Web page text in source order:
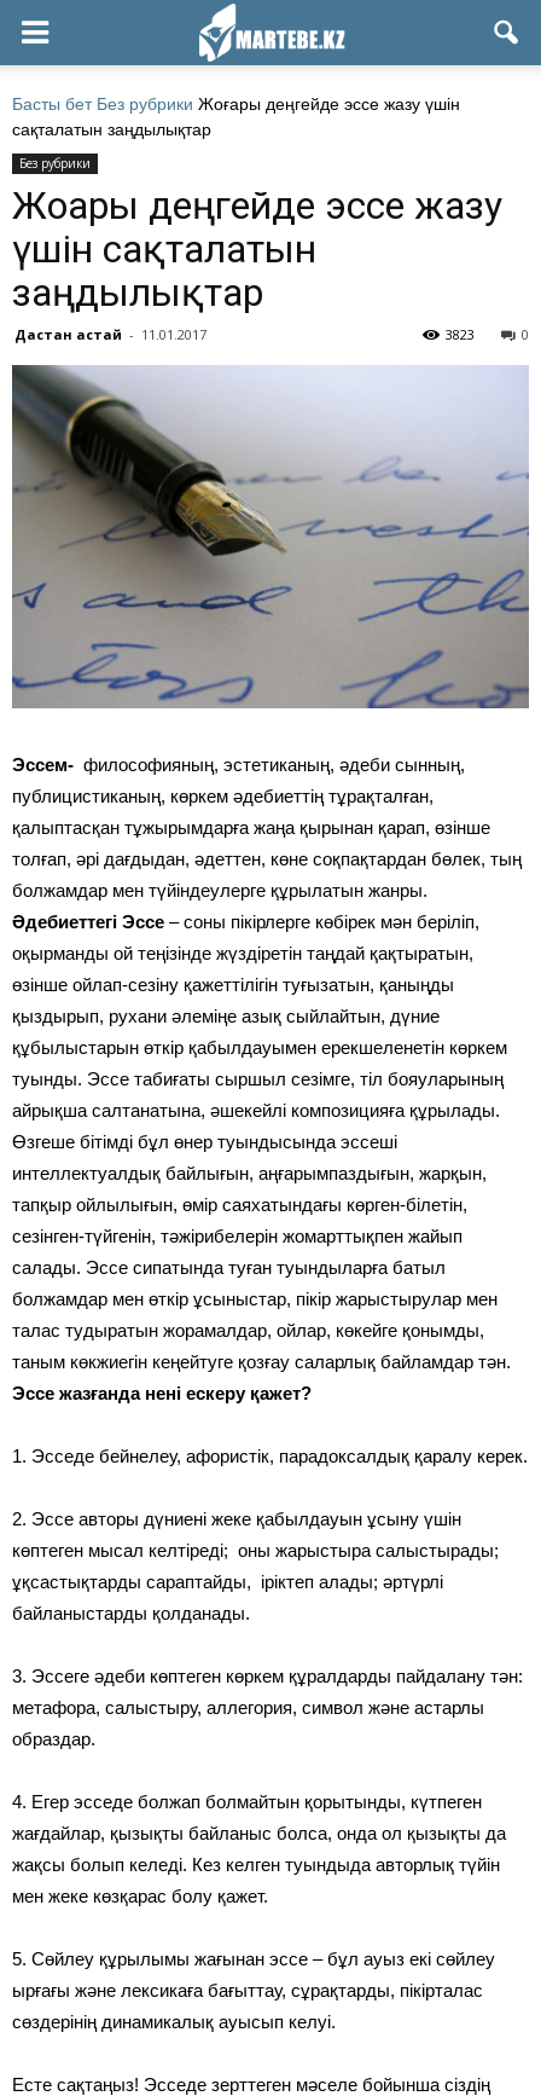
Басты бет Без рубрики Жоғары деңгейде эссе жазу үшін
сақталатын заңдылықтар
Без рубрики
Жоғары деңгейде эссе жазу
үшін сақталатын
заңдылықтар
Дастан Қастай - 11.01.2017 0
3823
Эссем- философияның, эстетиканың, әдеби сынның,
публицистиканың, көркем әдебиеттің тұрақталған,
қалыптасқан тұжырымдарға жаңа қырынан қарап, өзінше
толғап, әрі дағдыдан, әдеттен, көне соқпақтардан бөлек, тың
болжамдар мен түйіндеулерге құрылатын жанры.
Әдебиеттегі Эссе – соны пікірлерге көбірек мән беріліп,
оқырманды ой теңізінде жүздіретін таңдай қақтыратын,
өзінше ойлап-сезіну қажеттілігін туғызатын, қаныңды
қыздырып, рухани әлеміңе азық сыйлайтын, дүние
құбылыстарын өткір қабылдауымен ерекшеленетін көркем
туынды. Эссе табиғаты сыршыл сезімге, тіл бояуларының
айрықша салтанатына, әшекейлі композицияға құрылады.
Өзгеше бітімді бұл өнер туындысында эссеші
интеллектуалдық байлығын, аңғарымпаздығын, жарқын,
тапқыр ойлылығын, өмір саяхатындағы көрген-білетін,
сезінген-түйгенін, тәжірибелерін жомарттықпен жайып
салады. Эссе сипатында туған туындыларға батыл
болжамдар мен өткір ұсыныстар, пікір жарыстырулар мен
талас тудыратын жорамалдар, ойлар, көкейге қонымды,
таным көкжиегін кеңейтуге қозғау саларлық байламдар тән.
Эссе жазғанда нені ескеру қажет?
1. Эсседе бейнелеу, афористік, парадоксалдық қаралу керек.
2. Эссе авторы дүниені жеке қабылдауын ұсыну үшін
көптеген мысал келтіреді; оны жарыстыра салыстырады;
ұқсастықтарды сараптайды, іріктеп алады; әртүрлі
байланыстарды қолданады.
3. Эссеге әдеби көптеген көркем құралдарды пайдалану тән:
метафора, салыстыру, аллегория, символ және астарлы
образдар.
4. Егер эсседе болжап болмайтын қорытынды, күтпеген
жағдайлар, қызықты байланыс болса, онда ол қызықты да
жақсы болып келеді. Кез келген туындыда авторлық түйін
мен жеке көзқарас болу қажет.
5. Сөйлеу құрылымы жағынан эссе – бұл ауыз екі сөйлеу
ырғағы және лексикаға бағыттау, сұрақтарды, пікірталас
сөздерінің динамикалық ауысып келуі.
Есте сақтаңыз! Эсседе зерттеген мәселе бойынша сіздің